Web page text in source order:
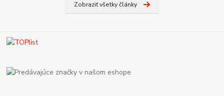
Zobraziť všetky články